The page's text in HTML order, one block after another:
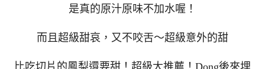
是真的原汁原味不加水喔！
而且超級甜哀，又不咬舌～超級意外的甜
比吃切片的鳳梨還要甜！超級大推薦！Dong後來埋